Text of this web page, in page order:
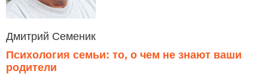
Дмитрий Семеник
Психология семьи: то, о чем не знают ваши
родители